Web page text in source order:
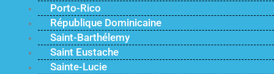
Porto-Rico
République Dominicaine
Saint-Barthélemy
Saint Eustache
Sainte-Lucie